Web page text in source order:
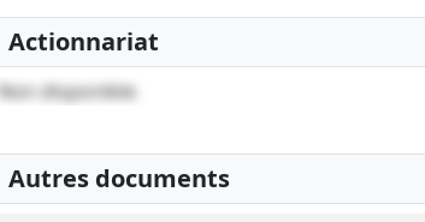
Actionnariat
Non disponible
Autres documents